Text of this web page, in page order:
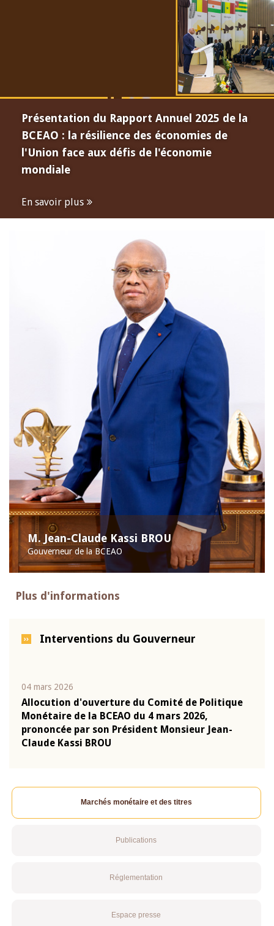
Présentation du Rapport Annuel 2025 de la
BCEAO : la résilience des économies de
l'Union face aux défis de l'économie
mondiale
En savoir plus
M. Jean-Claude Kassi BROU
Gouverneur de la BCEAO
Plus d'informations
Interventions du Gouverneur
04 mars 2026
Allocution d'ouverture du Comité de Politique
Monétaire de la BCEAO du 4 mars 2026,
prononcée par son Président Monsieur Jean-
Claude Kassi BROU
Marchés monétaire et des titres
Publications
Réglementation
Espace presse